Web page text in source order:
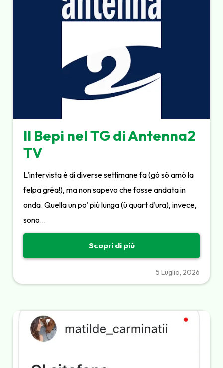
Il Bepi nel TG di Antenna2
TV
L’intervista è di diverse settimane fa (gó sö amò la
felpa gréa!), ma non sapevo che fosse andata in
onda. Quella un po’ più lunga (ü quart d’ura), invece,
sono…
Scopri di più
5 Luglio, 2026